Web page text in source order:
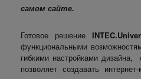
самом сайте.
Готовое решение
функциональными
гибкими настройками
позволяет создавать